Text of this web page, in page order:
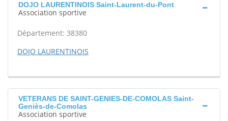
DOJO LAURENTINOIS Saint-Laurent-du-Pont
Association sportive
Département: 38380
DOJO LAURENTINOIS
VETERANS DE SAINT-GENIES-DE-COMOLAS Saint-
Geniès-de-Comolas
Association sportive